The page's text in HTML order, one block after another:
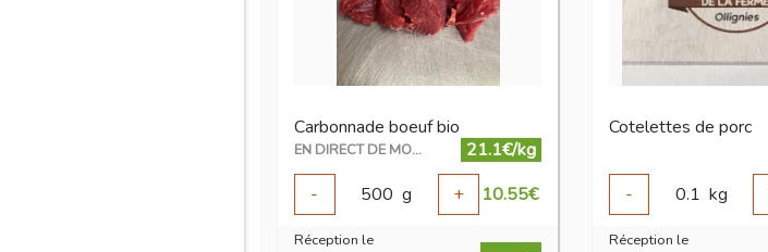
Carbonnade boeuf bio
EN DIRECT DE MON ÉLEVAGE
21.1€/kg
-
500 g + 10.55€
Réception le
Cotelettes de porc
-
0.1 kg
Réception le